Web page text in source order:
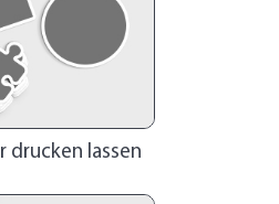
drucken lassen